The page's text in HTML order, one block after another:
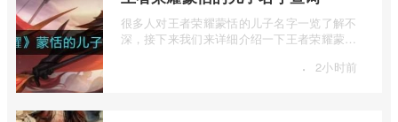
很多人对王者荣耀蒙恬的儿子名字一览了解不
深，接下来我们来详细介绍一下王者荣耀蒙恬
· 2小时前